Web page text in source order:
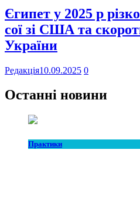
Єгипет у 2025 р
сої зі США та
України
Редакція10.09.2025 0
Останні новини
Практики